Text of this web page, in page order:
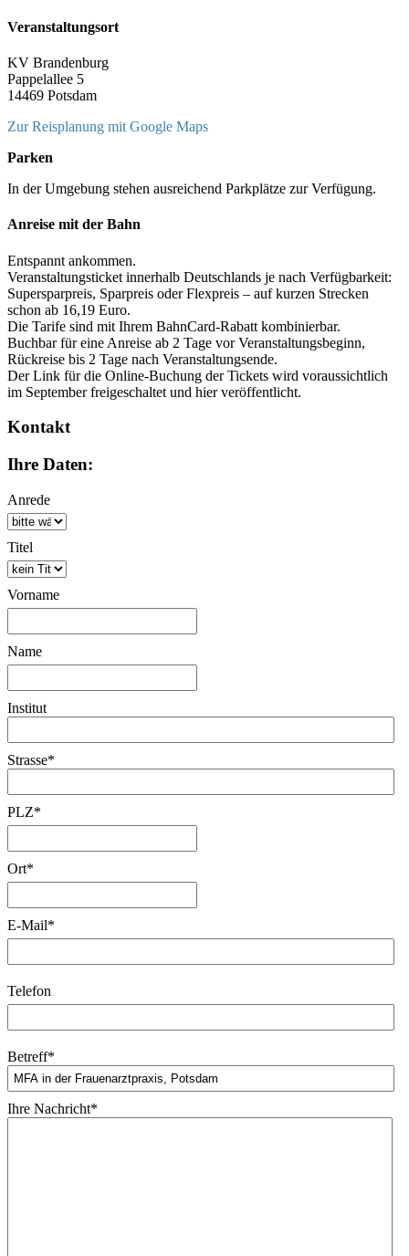
Veranstaltungsort
KV Brandenburg
Pappelallee 5
14469 Potsdam
Zur Reisplanung mit Google Maps
Parken
In der Umgebung stehen ausreichend Parkplätze zur Verfügung.
Anreise mit der Bahn
Entspannt ankommen.
Veranstaltungsticket innerhalb Deutschlands je nach Verfügbarkeit:
Supersparpreis, Sparpreis oder Flexpreis – auf kurzen Strecken
schon ab 16,19 Euro.
Die Tarife sind mit Ihrem BahnCard-Rabatt kombinierbar.
Buchbar für eine Anreise ab 2 Tage vor Veranstaltungsbeginn,
Rückreise bis 2 Tage nach Veranstaltungsende.
Der Link für die Online-Buchung der Tickets wird voraussichtlich
im September freigeschaltet und hier veröffentlicht.
Kontakt
Ihre Daten:
Anrede
Titel
Vorname
Name
Institut
Strasse*
PLZ*
Ort*
E-Mail*
Telefon
Betreff*
Ihre Nachricht*